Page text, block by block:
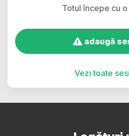
Totul începe cu
adaugă
Vezi toate